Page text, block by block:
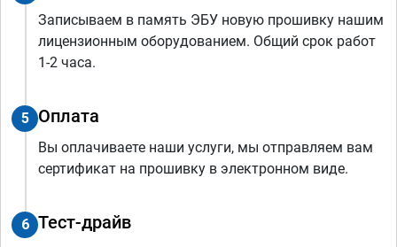
Записываем в память ЭБУ новую прошивку нашим
лицензионным оборудованием. Общий срок работ
1-2 часа.
5 Оплата
Вы оплачиваете наши услуги, мы отправляем вам
сертификат на прошивку в электронном виде.
6 Тест-драйв